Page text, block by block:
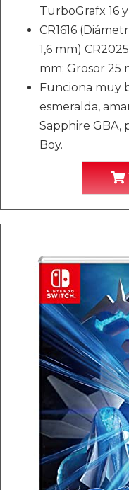
TurboGrafx 16
CR1616
1,6 mm)
mm; Grosor 25
Funciona muy
esmeralda,
Sapphire GBA,
Boy.